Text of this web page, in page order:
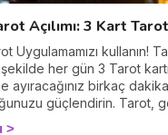
Açılımı: 3 Kart Tarot
Uygulamamızı kullanın!
her gün 3 Tarot
ayıracağınız birkaç
güçlendirin. Tarot,
an içinde bulunduğunuz